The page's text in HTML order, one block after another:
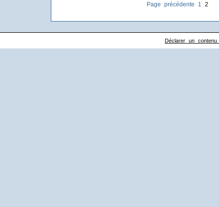
Page précédente 1 2
Déclarer un contenu